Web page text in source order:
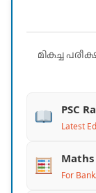
മികച്ച
PSC
Latest
Maths
For